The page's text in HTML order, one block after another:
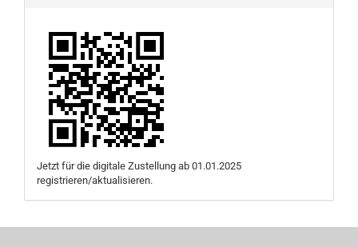
Jetzt für die digitale Zustellung ab 01.01.2025
registrieren/aktualisieren.